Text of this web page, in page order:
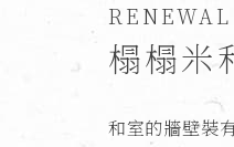
榻榻米
和室的牆壁裝